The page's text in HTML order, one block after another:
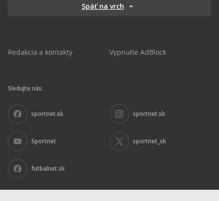
Späť na vrch
Redakcia a kontakty Vypnutie AdBlock
Sledujte nás:
sportnet.sk sportnet.sk
Sportnet sportnet_sk
futbalnet.sk